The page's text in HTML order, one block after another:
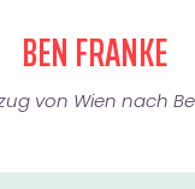
BEN FRANKE
von Wien nach